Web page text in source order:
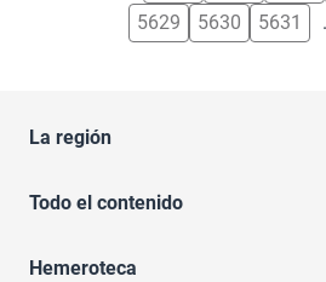
5629
5630 5631
La región
Todo el contenido
Hemeroteca